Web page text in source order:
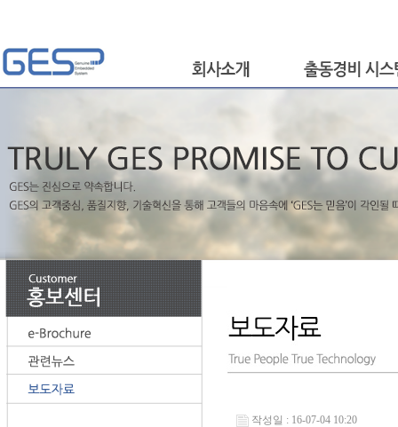
작성일 : 16-07-04 10:20